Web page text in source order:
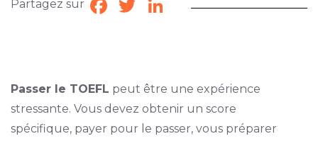
Partagez sur Facebook
TwitterLinkedIn
Passer le TOEFL peut être une expérience
stressante. Vous devez obtenir un score
spécifique, payer pour le passer, vous préparer